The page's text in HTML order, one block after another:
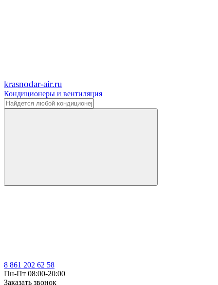
krasnodar-air.ru
Кондиционеры и вентиляция
8 861 202 62 58
Пн-Пт 08:00-20:00
Заказать звонок